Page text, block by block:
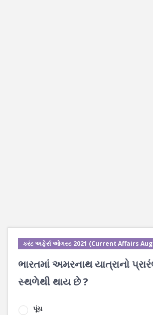
કરંટ અફેર્સ ઓગસ્ટ 2021 (Current Affairs
ભારતમાં અમરનાથ યાત્રાનો
સ્થળેથી થાય છે ?
પૂંચ